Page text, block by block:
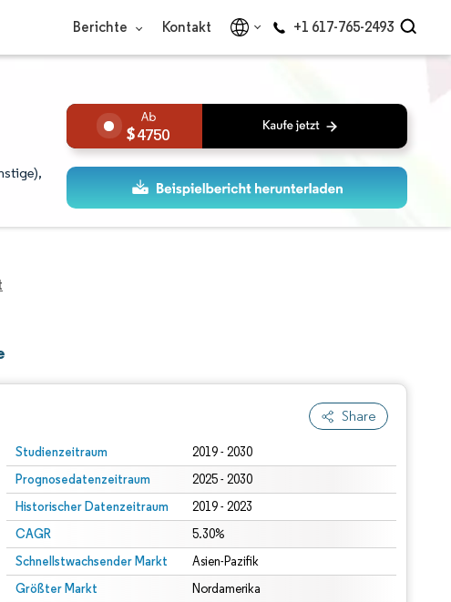
Berichte Kontakt +1 617-765-2493
4750
Share
Studienzeitraum 2019 - 2030
Prognosedatenzeitraum 2025 - 2030
Historischer Datenzeitraum 2019 - 2023
CAGR 5.30%
Schnellstwachsender Markt Asien-Pazifik
Größter Markt Nordamerika